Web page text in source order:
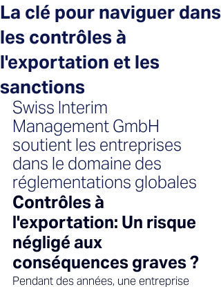
La clé pour naviguer dans
les contrôles à
l'exportation et les
sanctions
Swiss Interim
Management GmbH
soutient les entreprises
dans le domaine des
réglementations globales
Contrôles à
l'exportation: Un risque
négligé aux
conséquences graves ?
Pendant des années, une entreprise